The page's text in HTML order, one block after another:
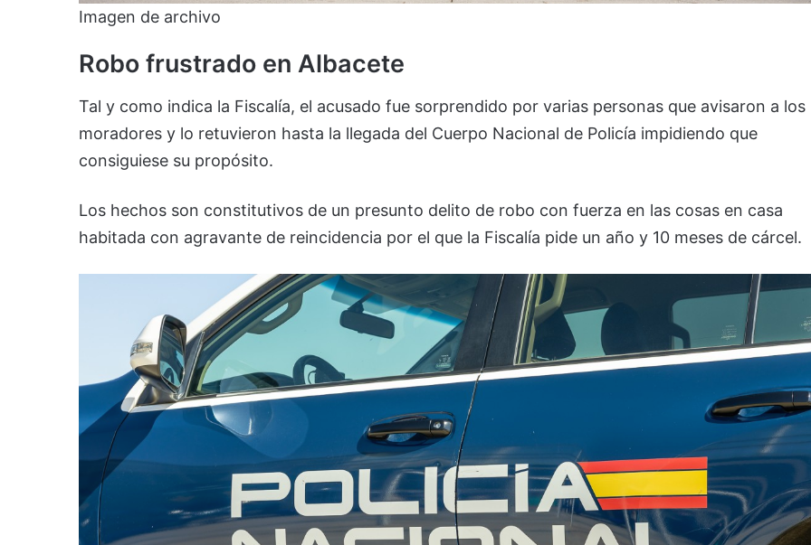
Imagen de archivo
Robo frustrado en Albacete
Tal y como indica la Fiscalía, el acusado fue sorprendido por varias personas que avisaron a los
moradores y lo retuvieron hasta la llegada del Cuerpo Nacional de Policía impidiendo que
consiguiese su propósito.
Los hechos son constitutivos de un presunto delito de robo con fuerza en las cosas en casa
habitada con agravante de reincidencia por el que la Fiscalía pide un año y 10 meses de cárcel.